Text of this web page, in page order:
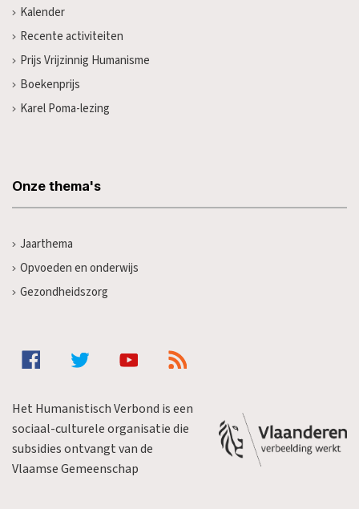
Kalender
Recente activiteiten
Prijs Vrijzinnig Humanisme
Boekenprijs
Karel Poma-lezing
Onze thema's
Jaarthema
Opvoeden en onderwijs
Gezondheidszorg
Het Humanistisch Verbond is een
sociaal-culturele organisatie die
subsidies ontvangt van de
Vlaamse Gemeenschap